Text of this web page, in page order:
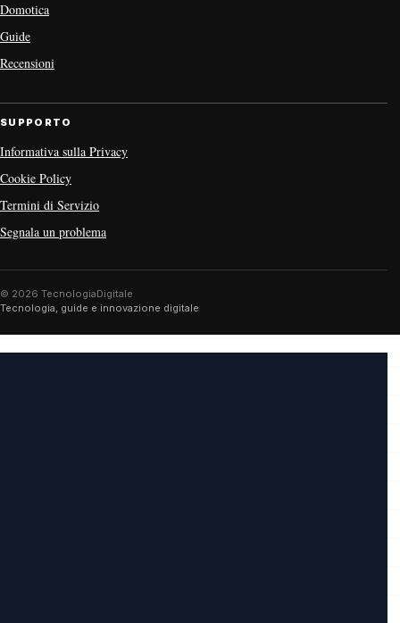
Domotica
Guide
Recensioni
SUPPORTO
Informativa sulla Privacy
Cookie Policy
Termini di Servizio
Segnala un problema
© 2026 TecnologiaDigitale
Tecnologia, guide e innovazione digitale